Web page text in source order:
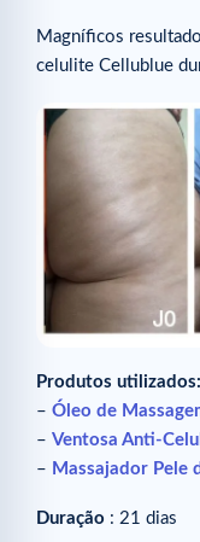
Magníficos
celulite Cellublue
Produtos utilizados:
– Óleo de
– Ventosa Anti-
– Massajador Pele
Duração : 21 dias